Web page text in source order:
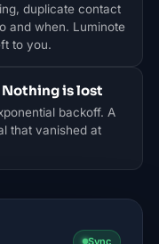
duplicate contact
and when. Luminote
to you.
is lost
backoff. A
that vanished at
Sync